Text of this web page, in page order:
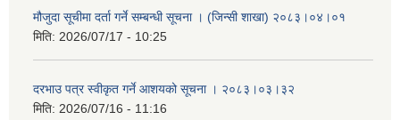
मौजुदा सूचीमा दर्ता गर्ने सम्बन्धी सूचना । (जिन्सी शाखा) २०८३।०४।०१
मिति: 2026/07/17 - 10:25
दरभाउ पत्र स्वीकृत गर्ने आशयको सूचना । २०८३।०३।३२
मिति: 2026/07/16 - 11:16